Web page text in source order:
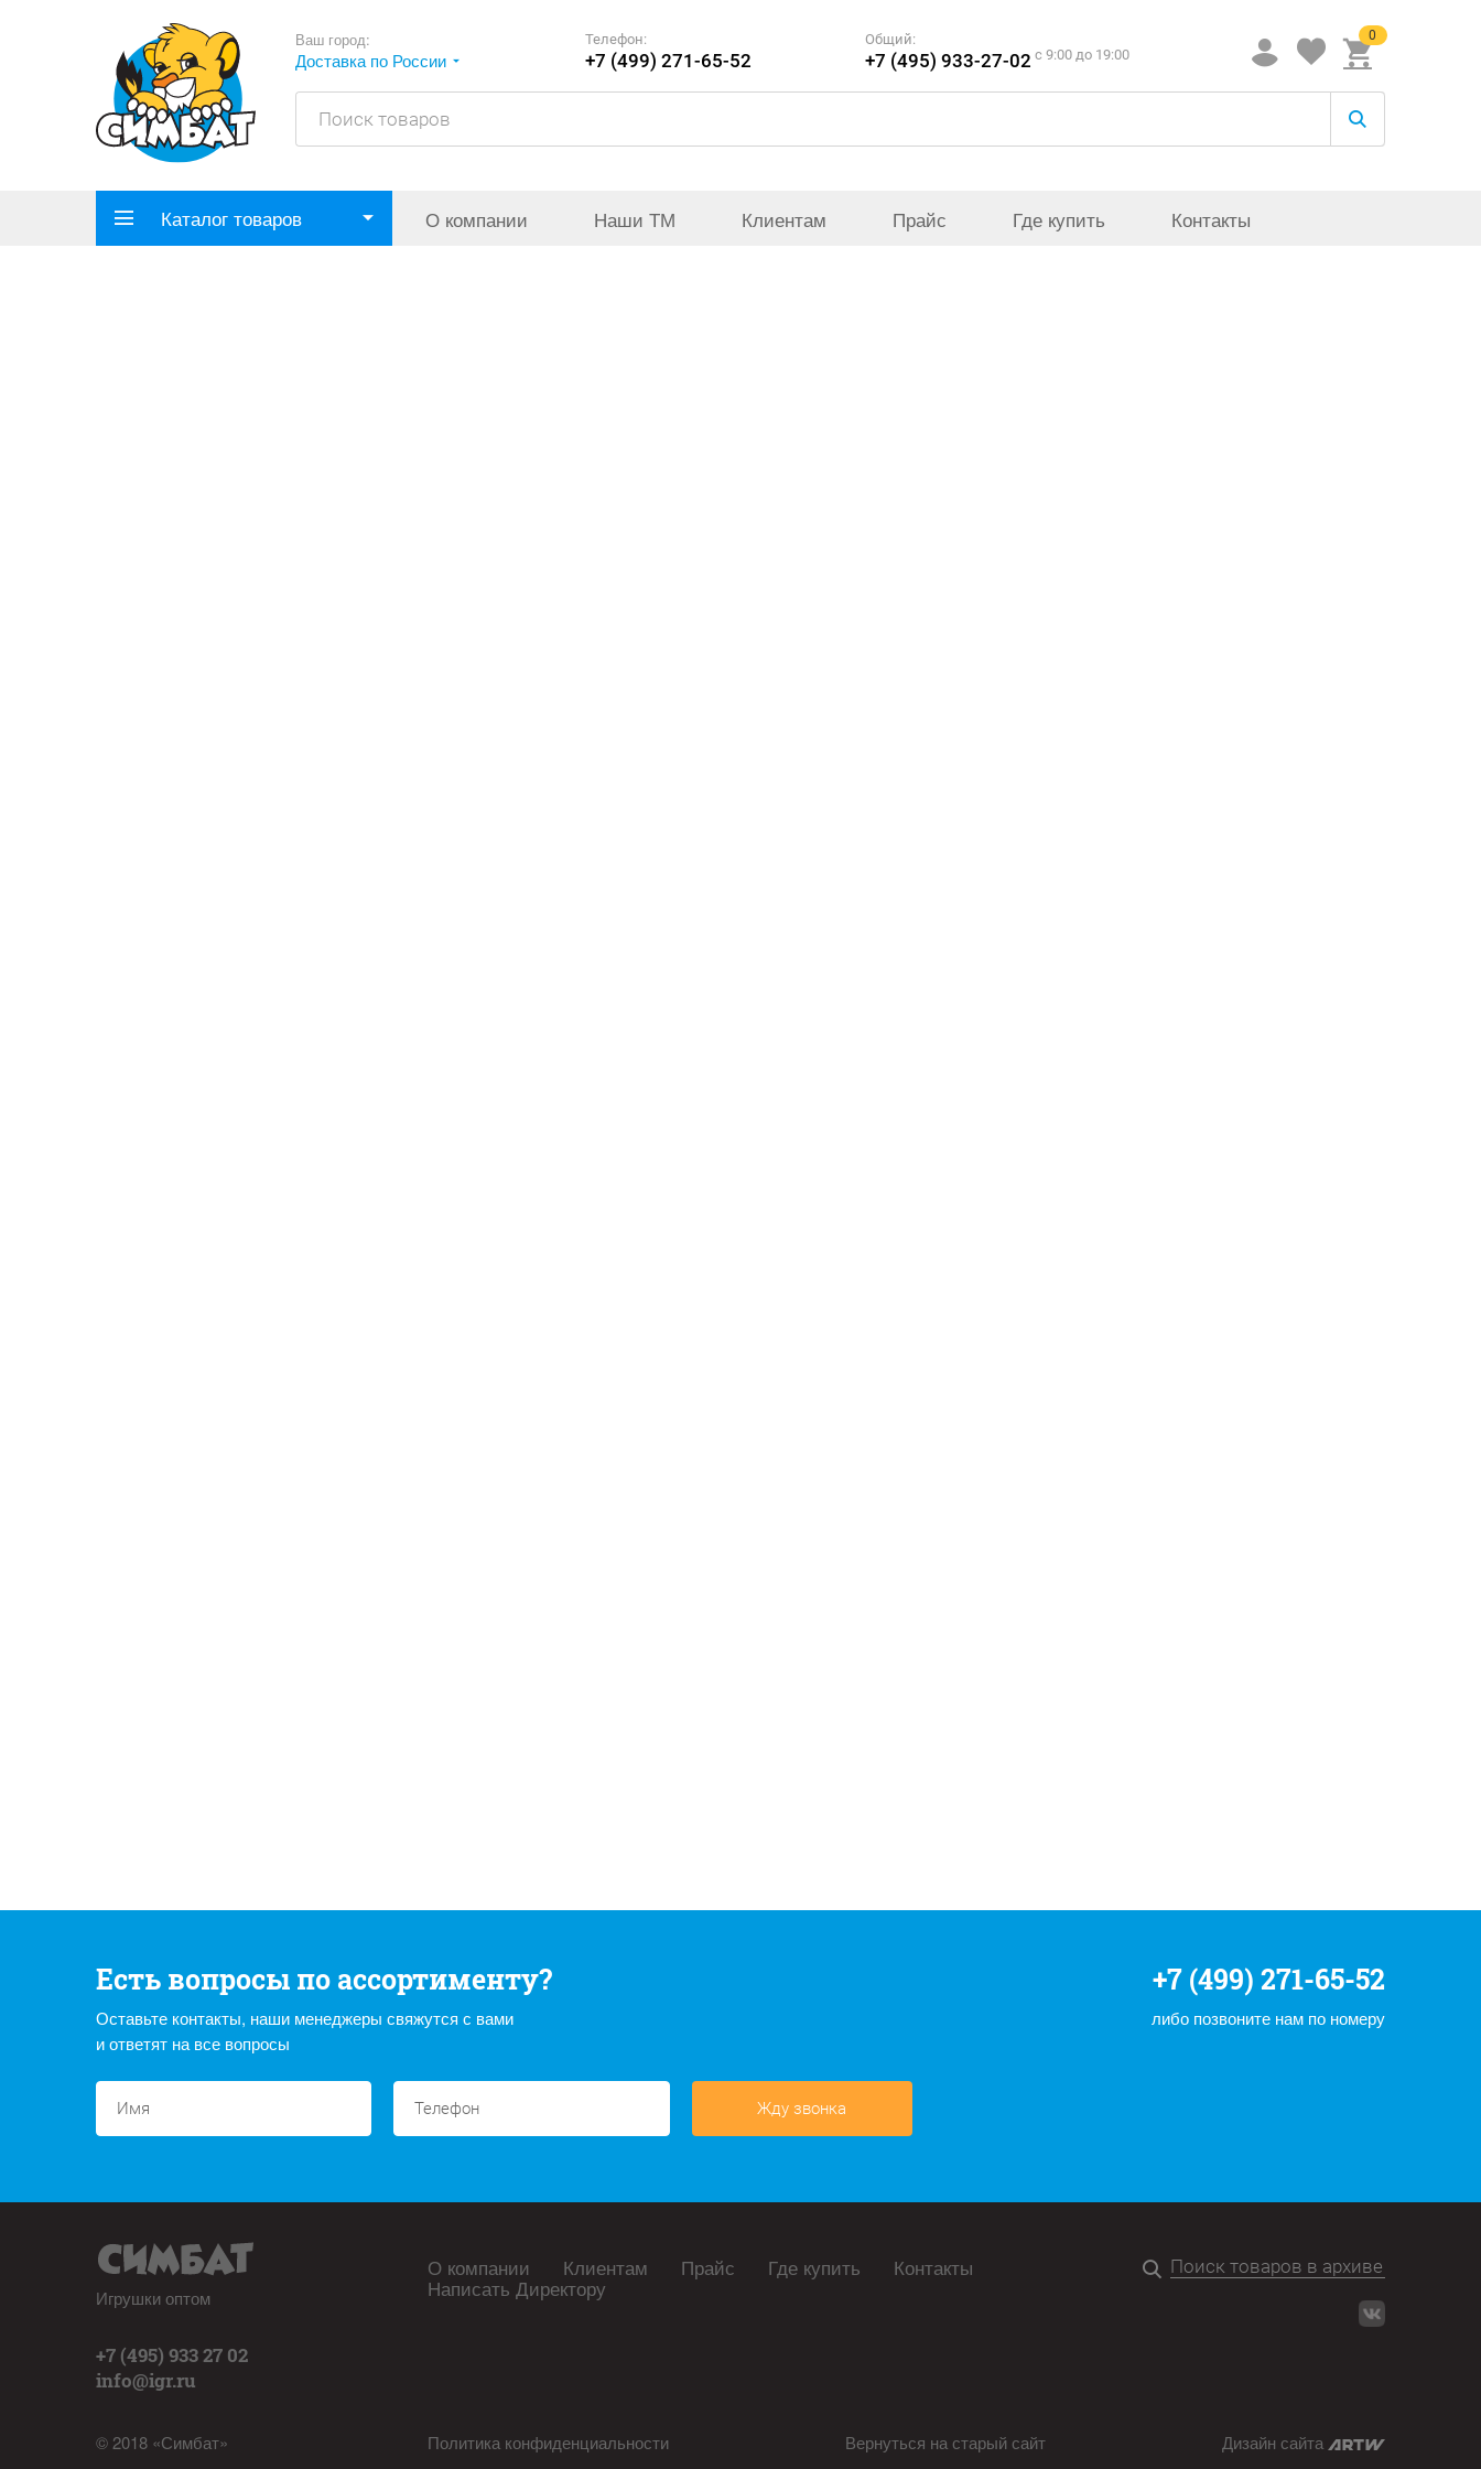
Ваш город:
Доставка по России
Телефон:
+7 (499) 271-65-52
Общий:
+7 (495) 933-27-02 c 9:00 до 19:00
0
Каталог товаров О компании Наши ТМ Клиентам Прайс Где купить Контакты
Есть вопросы по ассортименту?
Оставьте контакты, наши менеджеры свяжутся с вами
и ответят на все вопросы
+7 (499) 271-65-52
либо позвоните нам по номеру
Жду звонка
Игрушки оптом
+7 (495) 933 27 02
info@igr.ru
© 2018 «Симбат»
О компании Клиентам Прайс Где купить Контакты
Написать Директору
Политика конфиденциальности Вернуться на старый сайт Дизайн сайта